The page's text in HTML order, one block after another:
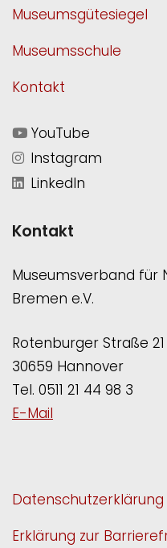
Museumsgütesiegel
Museumsschule
Kontakt
YouTube
Instagram
LinkedIn
Kontakt
Museumsverband für
Bremen e.V.
Rotenburger Straße 21
30659 Hannover
Tel. 0511 21 44 98 3
E-Mail
Datenschutzerklärung
Erklärung zur